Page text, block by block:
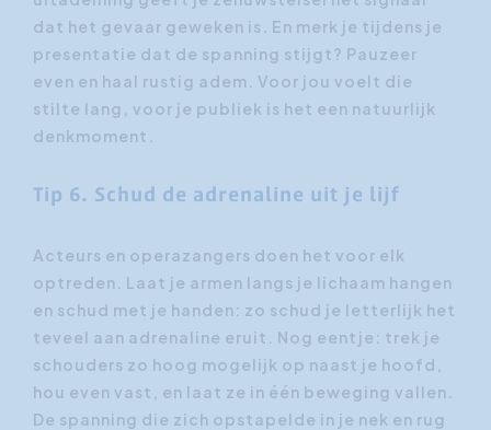
dat het gevaar geweken is. En merk je tijdens je
presentatie dat de spanning stijgt? Pauzeer
even en haal rustig adem. Voor jou voelt die
stilte lang, voor je publiek is het een natuurlijk
denkmoment.
Tip 6. Schud de adrenaline uit je lijf
Acteurs en operazangers doen het voor elk
optreden. Laat je armen langs je lichaam hangen
en schud met je handen: zo schud je letterlijk het
teveel aan adrenaline eruit. Nog eentje: trek je
schouders zo hoog mogelijk op naast je hoofd,
hou even vast, en laat ze in één beweging vallen.
De spanning die zich opstapelde in je nek en rug